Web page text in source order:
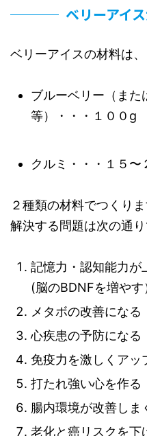
ベリーアイ
ベリーアイスの材料は、
ブルーベリー（また
等）・・・１００g
クルミ・・・１５〜
２種類の材料でつくり
解決する問題は次の通り
記憶力・認知能力が
(脳のBDNFを増やす
メタボの改善になる
心疾患の予防になる
免疫力を激しくアッ
打たれ強い心を作る
腸内環境が改善しま
老化と癌リスクを下